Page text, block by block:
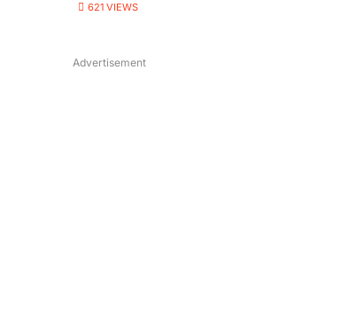
621 VIEWS
Advertisement